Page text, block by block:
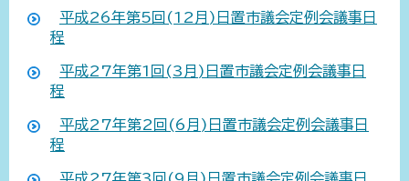
平成26年第5回(12月)日置市議会定例会議事日
程
平成27年第1回(3月)日置市議会定例会議事日
程
平成27年第2回(6月)日置市議会定例会議事日
程